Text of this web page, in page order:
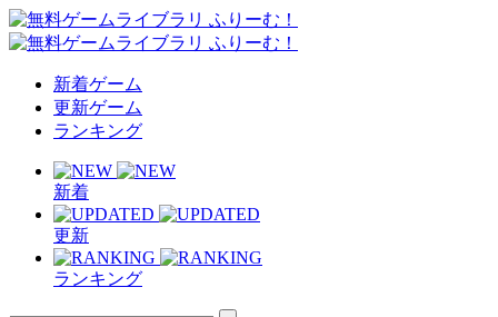
新着ゲーム
更新ゲーム
ランキング
新着
更新
ランキング